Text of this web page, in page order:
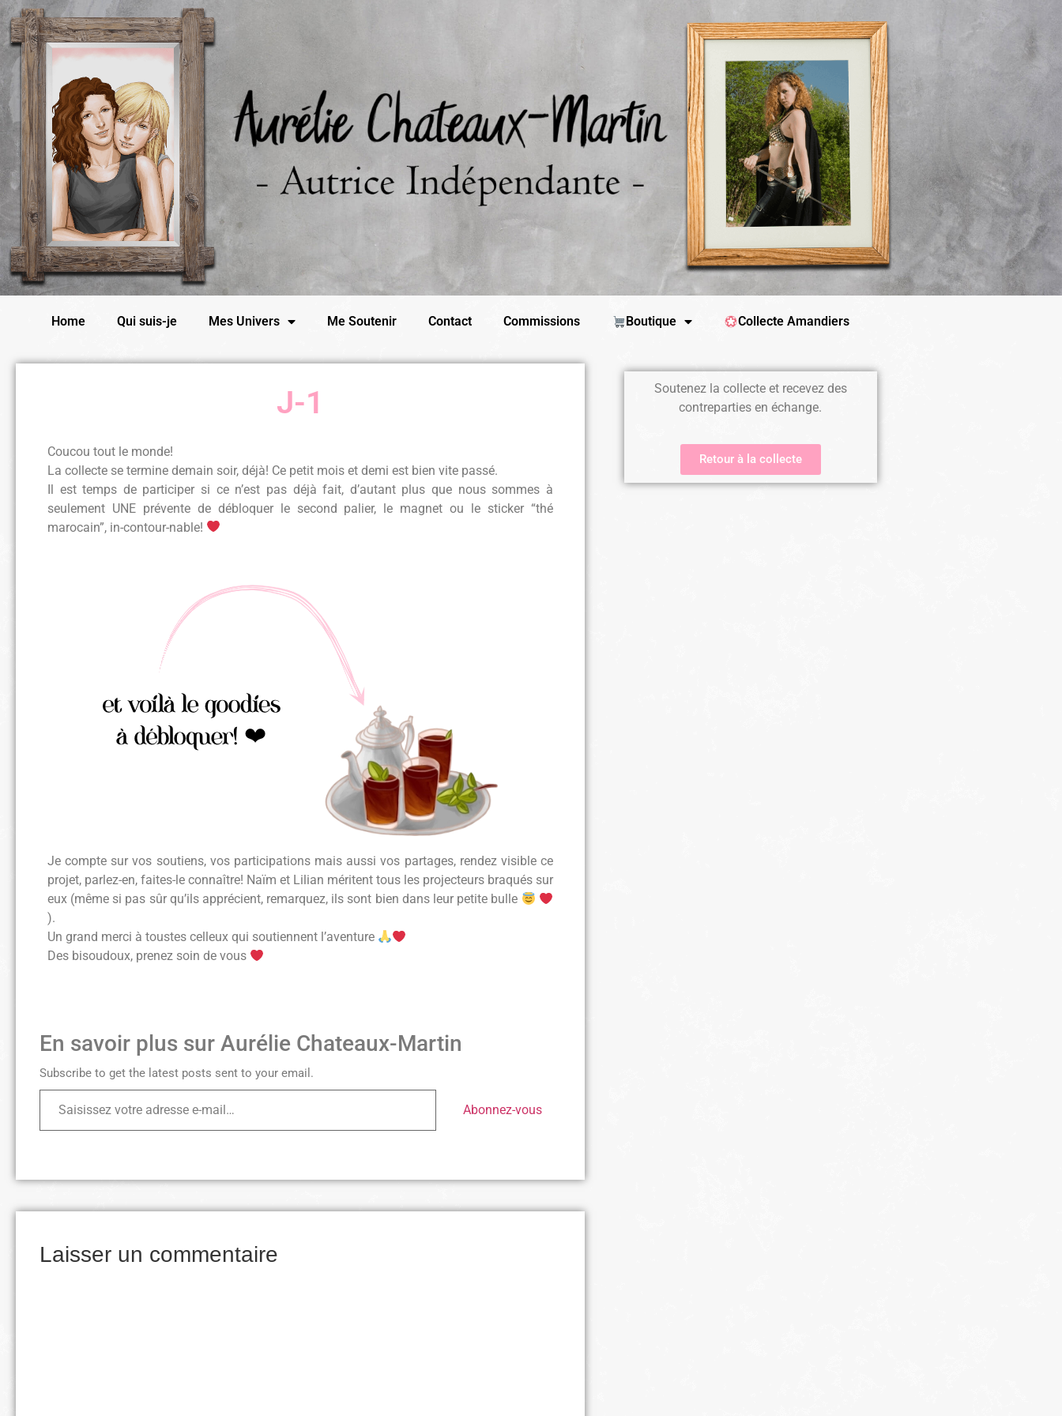
Home Qui suis-je Mes Univers Me Soutenir Contact Commissions Boutique Collecte Amandiers
J-1
Coucou tout le monde!
La collecte se termine demain soir, déjà! Ce petit mois et demi est bien vite passé.
Il est temps de participer si ce n’est pas déjà fait, d’autant plus que nous sommes à
seulement UNE prévente de débloquer le second palier, le magnet ou le sticker “thé
marocain”, in-contour-nable!
Je compte sur vos soutiens, vos participations mais aussi vos partages, rendez visible ce
projet, parlez-en, faites-le connaître! Naïm et Lilian méritent tous les projecteurs braqués sur
eux (même si pas sûr qu’ils apprécient, remarquez, ils sont bien dans leur petite bulle
).
Un grand merci à toustes celleux qui soutiennent l’aventure
Des bisoudoux, prenez soin de vous
En savoir plus sur Aurélie Chateaux-Martin
Subscribe to get the latest posts sent to your email.
Abonnez-vous
Soutenez la collecte et recevez des
contreparties en échange.
Retour à la collecte
Laisser un commentaire